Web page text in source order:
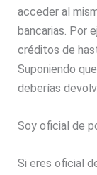
acceder al
bancarias. Por
créditos de
Suponiendo
deberías
Soy oficial de
Si eres oficial